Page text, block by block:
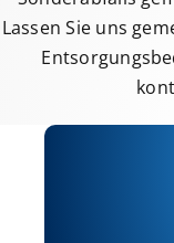
Lassen Sie uns